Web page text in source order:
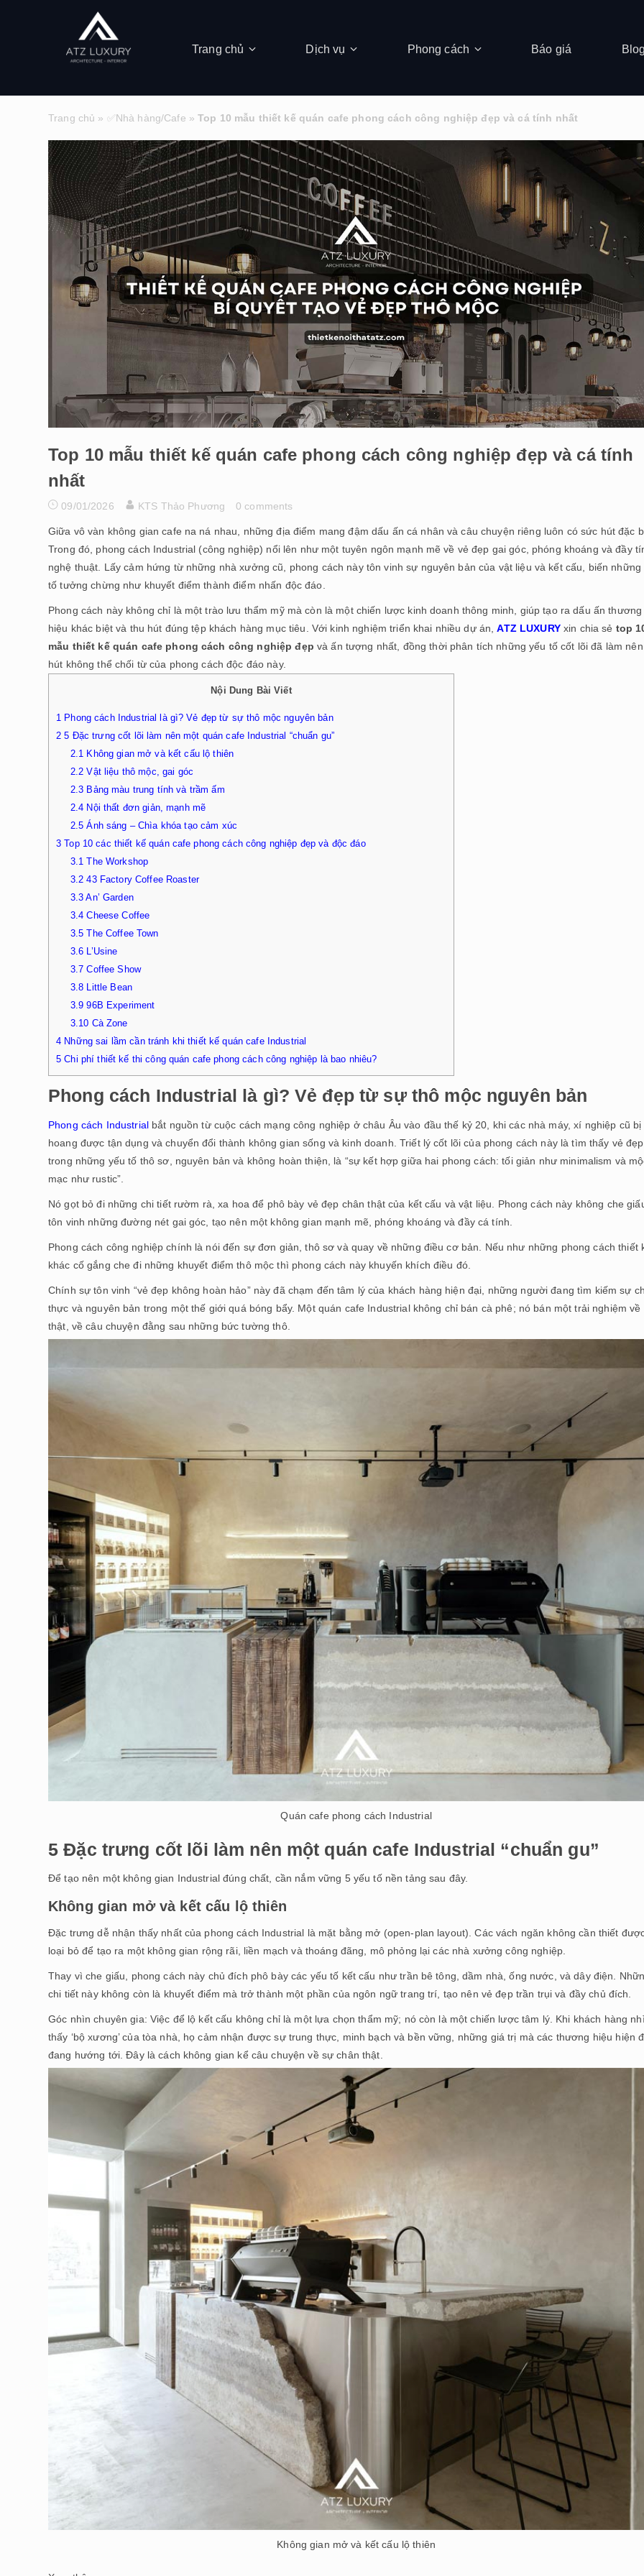
Trang chủ Dịch vụ Phong cách Báo giá
Trang chủ » ✅Nhà hàng/Cafe »Top 10 mẫu thiết kế quán cafe phong cách công nghiệp đẹp và cá tính nhất
Top 10 mẫu thiết kế quán cafe phong cách công nghiệp đẹp và cá tính
nhất
09/01/2026 KTS Thảo Phương 0 comments
Giữa vô vàn không gian cafe na ná nhau, những địa điểm mang đậm dấu ấn cá nhân và câu chuyện riêng luôn có sức hút đặc
Trong đó, phong cách Industrial (công nghiệp) nổi lên như một tuyên ngôn mạnh mẽ về vẻ đẹp gai góc, phóng khoáng và đầy
nghệ thuật. Lấy cảm hứng từ những nhà xưởng cũ, phong cách này tôn vinh sự nguyên bản của vật liệu và kết cấu, biến những
tố tưởng chừng như khuyết điểm thành điểm nhấn độc đáo
Phong cách này không chỉ là một trào lưu thẩm mỹ mà còn là một chiến lược kinh doanh thông minh, giúp tạo ra dấu ấn thương
hiệu khác biệt và thu hút đúng tệp khách hàng mục tiêu. Với kinh nghiệm triển khai nhiều dự án,ATZ LUXURYxin chia sẻ top
mẫu thiết kế quán cafe phong cách công nghiệp đẹp và ấn tượng nhất, đồng thời phân tích những yếu tố cốt lõi đã làm
hút không thể chối từ của phong cách độc đáo này.
Nội Dung Bài Viết
1 Phong cách Industrial là gì? Vẻ đẹp từ sự thô mộc nguyên bản
2 5 Đặc trưng cốt lõi làm nên một quán cafe Industrial “chuẩn gu”
2.1 Không gian mở và kết cấu lộ thiên
2.2 Vật liệu thô mộc, gai góc
2.3 Bảng màu trung tính và trầm ấm
2.4 Nội thất đơn giản, mạnh mẽ
2.5 Ánh sáng – Chìa khóa tạo cảm xúc
3 Top 10 các thiết kế quán cafe phong cách công nghiệp đẹp và độc đáo
3.1 The Workshop
3.2 43 Factory Coffee Roaster
3.3 An’ Garden
3.4 Cheese Coffee
3.5 The Coffee Town
3.6 L’Usine
3.7 Coffee Show
3.8 Little Bean
3.9 96B Experiment
3.10 Cà Zone
4 Những sai lầm cần tránh khi thiết kế quán cafe Industrial
5 Chi phí thiết kế thi công quán cafe phong cách công nghiệp là bao nhiêu?
Phong cách Industrial là gì? Vẻ đẹp từ sự thô mộc nguyên bản
Phong cách Industrialbắt nguồn từ cuộc cách mạng công nghiệp ở châu Âu vào đầu thế kỷ 20, khi các nhà máy, xí nghiệp cũ bị
hoang được tận dụng và chuyển đổi thành không gian sống và kinh doanh. Triết lý cốt lõi của phong cách này là tìm thấy vẻ đẹp
trong những yếu tố thô sơ, nguyên bản và không hoàn thiện, là “sự kết hợp giữa hai phong cách: tối giản như minimalism và
mạc như rustic”.
Nó gọt bỏ đi những chi tiết rườm rà, xa hoa để phô bày vẻ đẹp chân thật của kết cấu và vật liệu. Phong cách này không che
tôn vinh những đường nét gai góc, tạo nên một không gian mạnh mẽ, phóng khoáng và đầy cá tính.
Phong cách công nghiệp chính là nói đến sự đơn giản, thô sơ và quay về những điều cơ bản. Nếu như những phong cách thiết
khác cố gắng che đi những khuyết điểm thô mộc thì phong cách này khuyến khích điều đó.
Chính sự tôn vinh “vẻ đẹp không hoàn hảo” này đã chạm đến tâm lý của khách hàng hiện đại, những người đang tìm kiếm sự
thực và nguyên bản trong một thế giới quá bóng bẩy. Một quán cafe Industrial không chỉ bán cà phê; nó bán một trải nghiệm về
thật, về câu chuyện đằng sau những bức tường thô.
Quán cafe phong cách Industrial
5 Đặc trưng cốt lõi làm nên một quán cafe Industrial “chuẩn gu”
Để tạo nên một không gian Industrial đúng chất, cần nắm vững 5 yếu tố nền tảng sau đây.
Không gian mở và kết cấu lộ thiên
Đặc trưng dễ nhận thấy nhất của phong cách Industrial là mặt bằng mở (open-plan layout). Các vách ngăn không cần thiết
loại bỏ để tạo ra một không gian rộng rãi, liền mạch và thoáng đãng, mô phỏng lại các nhà xưởng công nghiệp.
Thay vì che giấu, phong cách này chủ đích phô bày các yếu tố kết cấu như trần bê tông, dầm nhà, ống nước, và dây điện.
chi tiết này không còn là khuyết điểm mà trở thành một phần của ngôn ngữ trang trí, tạo nên vẻ đẹp trần trụi và đầy chủ đích.
Góc nhìn chuyên gia: Việc để lộ kết cấu không chỉ là một lựa chọn thẩm mỹ; nó còn là một chiến lược tâm lý. Khi khách hàng
thấy ‘bộ xương’ của tòa nhà, họ cảm nhận được sự trung thực, minh bạch và bền vững, những giá trị mà các thương hiệu hiện
đang hướng tới. Đây là cách không gian kể câu chuyện về sự chân thật.
Không gian mở và kết cấu lộ thiên